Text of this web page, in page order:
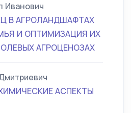
Иванович
В АГРОЛАНДШАФТАХ
И ОПТИМИЗАЦИЯ ИХ
АГРОЦЕНОЗАХ
АСПЕКТЫ